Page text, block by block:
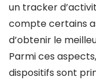
un tracker
compte certains
d’obtenir le
Parmi ces
dispositifs sont